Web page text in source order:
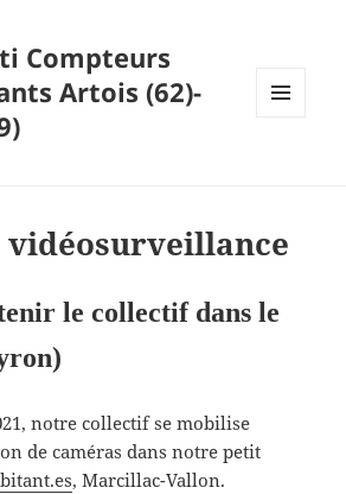
Compteurs
Artois (62)-
vidéosurveillance
le collectif dans le
notre collectif se mobilise
de caméras dans notre petit
, Marcillac-Vallon.